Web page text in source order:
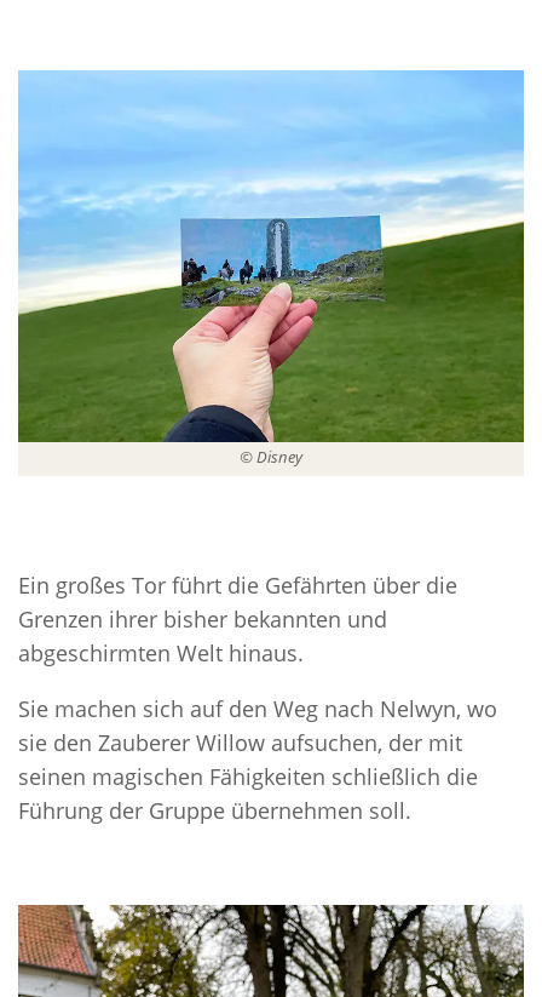
© Disney
Ein großes Tor führt die Gefährten über die
Grenzen ihrer bisher bekannten und
abgeschirmten Welt hinaus.
Sie machen sich auf den Weg nach Nelwyn, wo
sie den Zauberer Willow aufsuchen, der mit
seinen magischen Fähigkeiten schließlich die
Führung der Gruppe übernehmen soll.